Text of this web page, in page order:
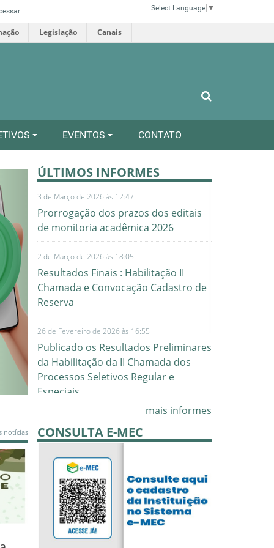
Select Language ▼
Legislação Canais
EVENTOS CONTATO
notícias
ÚLTIMOS INFORMES
3 de Março de 2026 às 12:47
Prorrogação dos prazos dos editais
de monitoria acadêmica 2026
2 de Março de 2026 às 18:05
Resultados Finais : Habilitação II
Chamada e Convocação Cadastro de
Reserva
26 de Fevereiro de 2026 às 16:55
Publicado os Resultados Preliminares
da Habilitação da II Chamada dos
Processos Seletivos Regular e
Especiais.
Resultado Preliminar Letras Libras
4 de Fevereiro de 2026 às 22:48
Publicado Resultado Preliminar das
Habilitações do PSR e PSEs
30 de Janeiro de 2026 às 18:34
Publicado Resultado Final da
mais informes
CONSULTA E-MEC